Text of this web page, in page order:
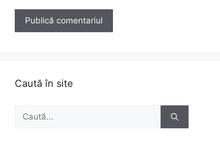
Caută în site
Caută